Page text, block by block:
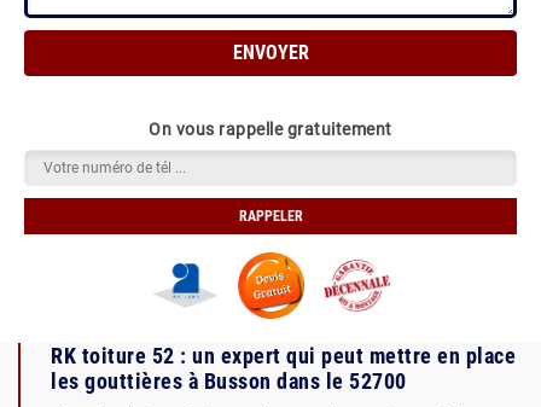
On vous rappelle gratuitement
RK toiture 52 : un expert qui peut mettre en place
les gouttières à Busson dans le 52700